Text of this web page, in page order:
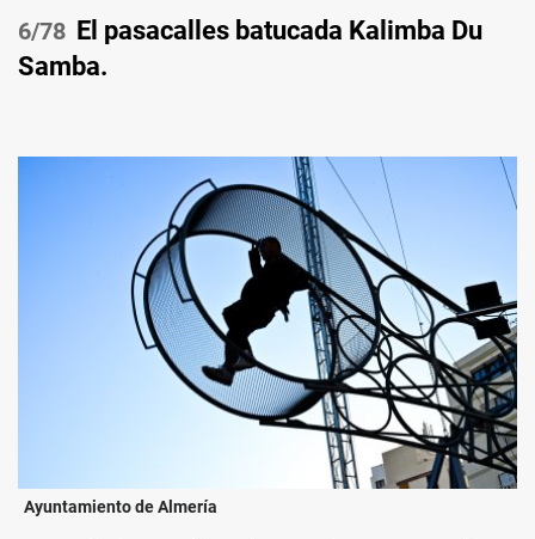
/78 El pasacalles batucada Kalimba Du
Samba.
Ayuntamiento de Almería